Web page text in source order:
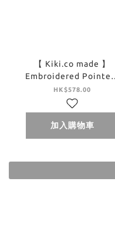
【 Kiki.co made 】
Embroidered
Collar Midi Dress -
Ivory
HK$578.00
加入購物車